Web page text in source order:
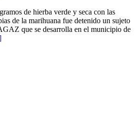
de hierba verde y seca con las
de la marihuana fue detenido un sujeto
que se desarrolla en el municipio de